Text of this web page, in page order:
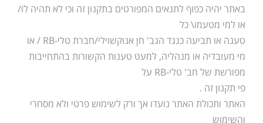
באתר יהיה כפוף לתנאים המפורטים בתקנון זה וכי לא תהיה לו/
או למי מטעמו\ כל
טענה או תביעה כנגד הגב' חן אנוקשוילי/חברת טלי-RB / או
מי מעובדיה או מנהליה, למעט טענות הקשורות בהתחייבות
מפורשת של חב' טלי-RB על
פי תקנון זה .
האתר ותכולת האתר נועדו אך ורק לשימוש פרטי ולא מסחרי
והשימוש